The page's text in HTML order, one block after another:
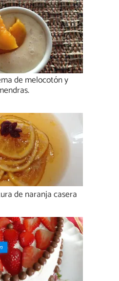
de melocotón y
de naranja casera